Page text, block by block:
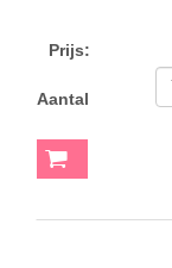
Prijs:
Aantal